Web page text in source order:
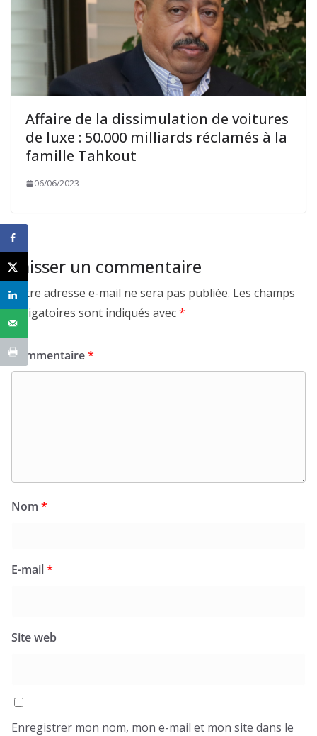
Affaire de la dissimulation de voitures
de luxe : 50.000 milliards réclamés à la
famille Tahkout
06/06/2023
Laisser un commentaire
Votre adresse e-mail ne sera pas publiée. Les champs
obligatoires sont indiqués avec*
Commentaire*
Nom *
E-mail*
Site web
Enregistrer mon nom, mon e-mail et mon site dans le